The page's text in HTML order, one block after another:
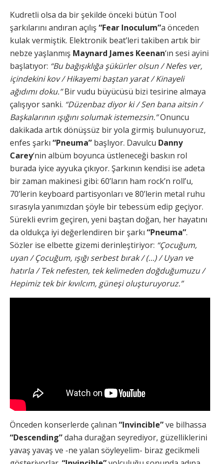
Kudretli olsa da bir şekilde önceki bütün Tool
şarkılarını andıran açılış “Fear Inoculum”a önceden
kulak vermiştik. Elektronik beat’leri takiben artık bir
nebze yaşlanmış Maynard James Keenan‘ın sesi ayini
başlatıyor: “Bu bağışıklığa şükürler olsun / Nefes ver,
içindekini kov / Hikayemi baştan yarat / Kinayeli
ağıdımı doku.”Bir vudu büyücüsü bizi tesirine almaya
çalışıyor sanki. “Düzenbaz diyor ki / Sen bana aitsin /
Başkalarının ışığını solumak istemezsin.”Onuncu
dakikada artık dönüşsüz bir yola girmiş bulunuyoruz,
enfes şarkı “Pneuma” başlıyor. Davulcu Danny
Carey‘nin albüm boyunca üstleneceği baskın rol
burada iyice ayyuka çıkıyor. Şarkının kendisi ise adeta
bir zaman makinesi gibi: 60’ların ham rock’n roll’u,
70’lerin keyboard partisyonları ve 80’lerin metal ruhu
sırasıyla yanımızdan şöyle bir tebessüm edip geçiyor.
Sürekli evrim geçiren, yeni baştan doğan, her hayatını
da oldukça iyi değerlendiren bir şarkı “Pneuma”.
Sözler ise elbette gizemi derinleştiriyor: “Çocuğum,
uyan / Çocuğum, ışığı serbest bırak / (…) / Uyan ve
hatırla / Tek nefesten, tek kelimeden doğduğumuzu /
Hepimiz tek bir kıvılcım, güneşi oluşturuyoruz.”
Önceden konserlerde çalınan “Invincible”ve bilhassa
“Descending”daha durağan seyrediyor, güzelliklerini
yavaş yavaş ve -ne yalan söyleyelim- biraz gecikmeli